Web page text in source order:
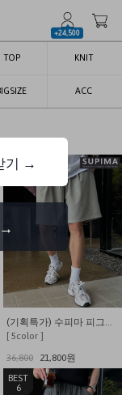
+24,500
TOP KNIT
ACC
3
(기획특가) 수피마 피그먼트 버뮤다 와이드 쇼츠
[ 5color ]
36,800
21,800원
기 →
→